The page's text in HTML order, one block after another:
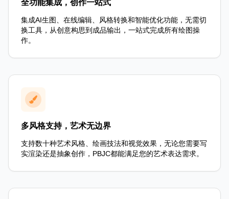
全功能集成，创作一站式
集成AI生图、在线编辑、风格转换和智能优化功能，无需切
换工具，从创意构思到成品输出，一站式完成所有绘图操
作。
多风格支持，艺术无边界
支持数十种艺术风格、绘画技法和视觉效果，无论您需要写
实渲染还是抽象创作，PBJC都能满足您的艺术表达需求。